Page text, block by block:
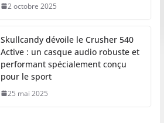
2 octobre 2025
Skullcandy dévoile le Crusher 540
Active : un casque audio robuste et
performant spécialement conçu
pour le sport
25 mai 2025